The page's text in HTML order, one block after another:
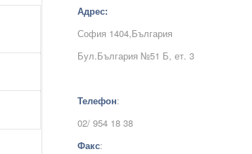
Адрес:
София 1404,България
Бул.България №51 Б, ет. 3
Телефон:
02/ 954 18 38
Факс: